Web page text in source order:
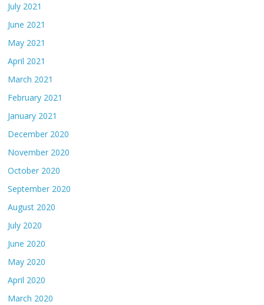
July 2021
June 2021
May 2021
April 2021
March 2021
February 2021
January 2021
December 2020
November 2020
October 2020
September 2020
August 2020
July 2020
June 2020
May 2020
April 2020
March 2020